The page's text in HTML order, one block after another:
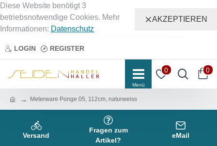
Diese Website benötigt 3
betriebsnotwendige Cookies. Mehr
Informationen: Datenschutz
AKZEPTIEREN
LOGIN REGISTER
0 0
Meterware Ponge 05, 112cm, naturweiss
Versand
Fragen zum
Artikel?
eMail